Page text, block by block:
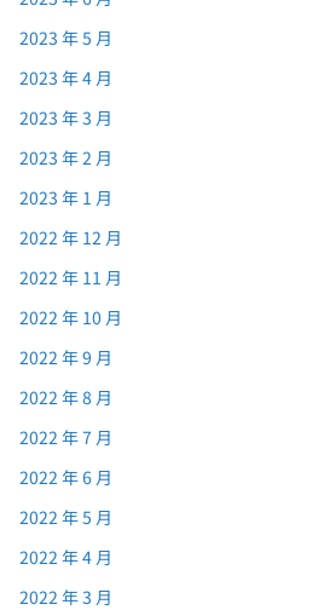
2023 年 5 月
2023 年 4 月
2023 年 3 月
2023 年 2 月
2023 年 1 月
2022 年 12 月
2022 年 11 月
2022 年 10 月
2022 年 9 月
2022 年 8 月
2022 年 7 月
2022 年 6 月
2022 年 5 月
2022 年 4 月
2022 年 3 月